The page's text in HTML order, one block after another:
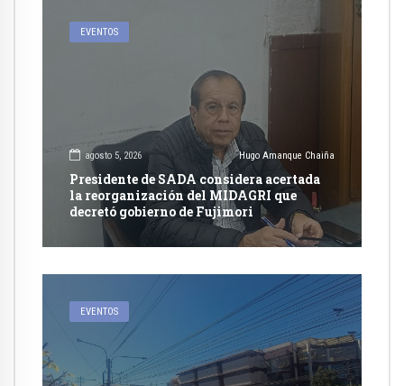
EVENTOS
agosto 5, 2026 Hugo Amanque Chaiña
Presidente de SADA considera acertada
la reorganización del MIDAGRI que
decretó gobierno de Fujimori
EVENTOS